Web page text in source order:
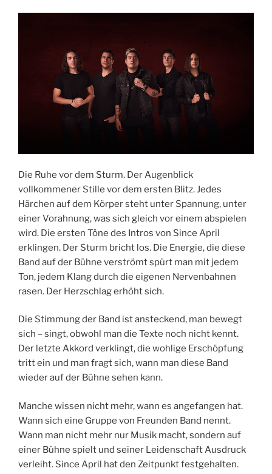
Die Ruhe vor dem Sturm. Der Augenblick
vollkommener Stille vor dem ersten Blitz. Jedes
Härchen auf dem Körper steht unter Spannung, unter
einer Vorahnung, was sich gleich vor einem abspielen
wird. Die ersten Töne des Intros von Since April
erklingen. Der Sturm bricht los. Die Energie, die diese
Band auf der Bühne verströmt spürt man mit jedem
Ton, jedem Klang durch die eigenen Nervenbahnen
rasen. Der Herzschlag erhöht sich.
Die Stimmung der Band ist ansteckend, man bewegt
sich – singt, obwohl man die Texte noch nicht kennt.
Der letzte Akkord verklingt, die wohlige Erschöpfung
tritt ein und man fragt sich, wann man diese Band
wieder auf der Bühne sehen kann.
Manche wissen nicht mehr, wann es angefangen hat.
Wann sich eine Gruppe von Freunden Band nennt.
Wann man nicht mehr nur Musik macht, sondern auf
einer Bühne spielt und seiner Leidenschaft Ausdruck
verleiht. Since April hat den Zeitpunkt festgehalten.